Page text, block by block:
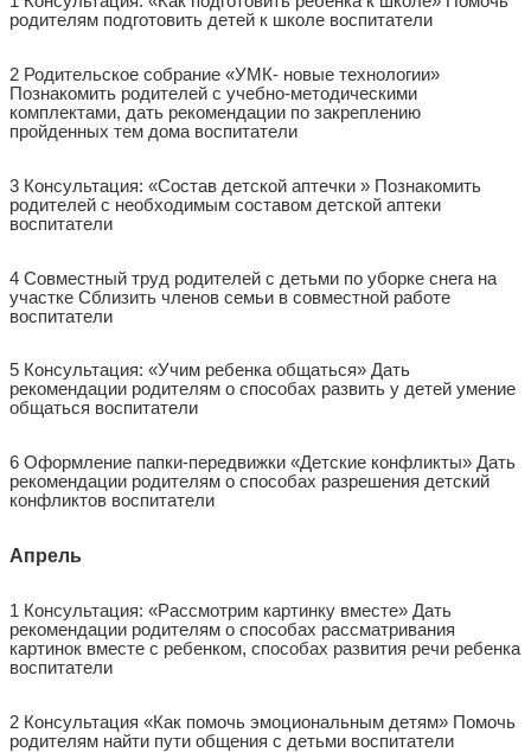
родителям подготовить детей к школе воспитатели
2 Родительское собрание «УМК- новые технологии»
Познакомить родителей с учебно-методическими
комплектами, дать рекомендации по закреплению
пройденных тем дома воспитатели
3 Консультация: «Состав детской аптечки » Познакомить
родителей с необходимым составом детской аптеки
воспитатели
4 Совместный труд родителей с детьми по уборке снега на
участке Сблизить членов семьи в совместной работе
воспитатели
5 Консультация: «Учим ребенка общаться» Дать
рекомендации родителям о способах развить у детей умение
общаться воспитатели
6 Оформление папки-передвижки «Детские конфликты» Дать
рекомендации родителям о способах разрешения детский
конфликтов воспитатели
Апрель
1 Консультация: «Рассмотрим картинку вместе» Дать
рекомендации родителям о способах рассматривания
картинок вместе с ребенком, способах развития речи ребенка
воспитатели
2 Консультация «Как помочь эмоциональным детям» Помочь
родителям найти пути общения с детьми воспитатели